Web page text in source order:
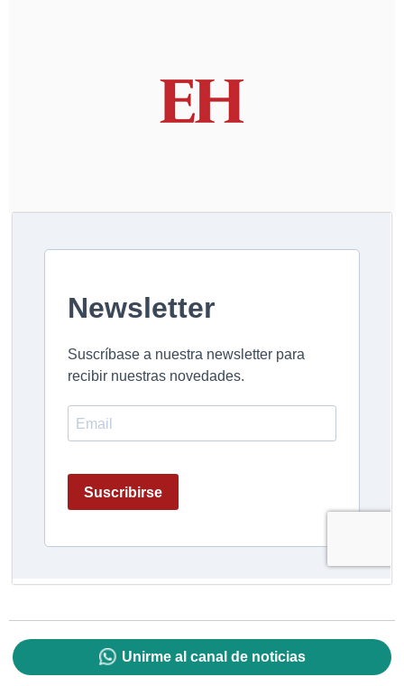
Unirme al canal de noticias